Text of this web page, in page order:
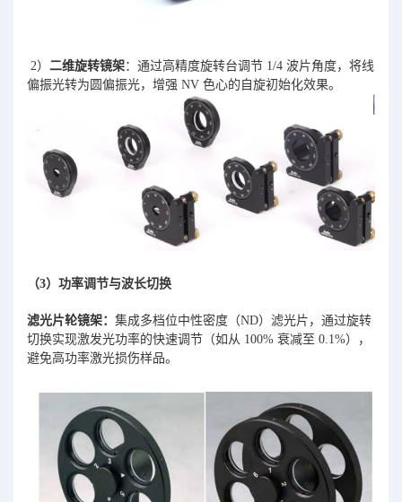
2） 二维旋转镜架：通过高精度旋转台调节 1/4 波片角度，将线
偏振光转为圆偏振光，增强 NV 色心的自旋初始化效果。
（3）功率调节与波长切换
滤光片轮镜架： 集成多档位中性密度（ND）滤光片，通过旋转
切换实现激发光功率的快速调节（如从 100% 衰减至 0.1%），
避免高功率激光损伤样品。